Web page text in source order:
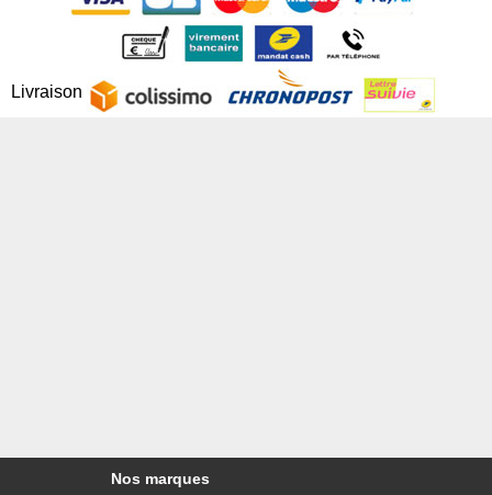
Livraison
Nos marques